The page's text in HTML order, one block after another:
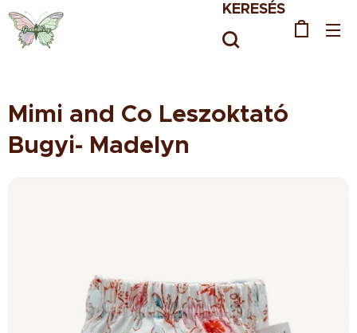
KERESÉS
Mimi and Co Leszoktató
Bugyi- Madelyn